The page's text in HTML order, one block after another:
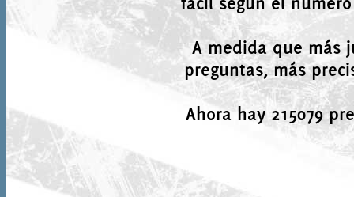
A medida que más
preguntas, más
Ahora hay 215079